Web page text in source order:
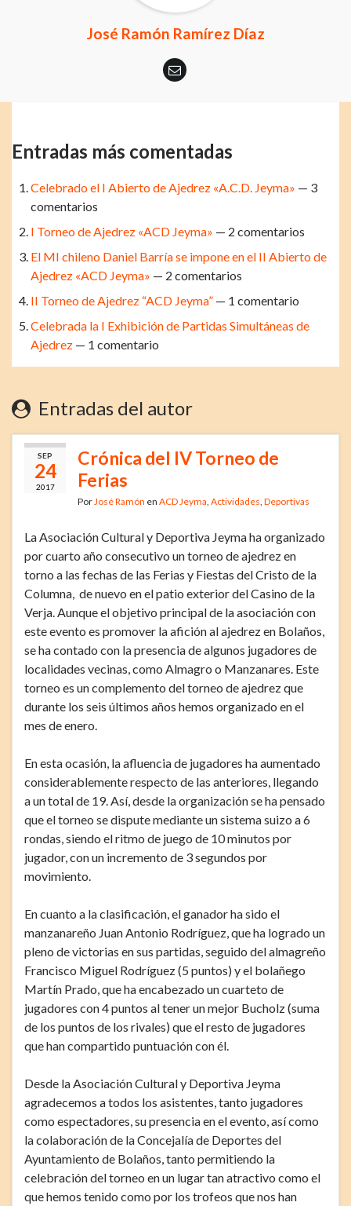
José Ramón Ramírez Díaz
Entradas más comentadas
Celebrado el I Abierto de Ajedrez «A.C.D. Jeyma» — 3
comentarios
I Torneo de Ajedrez «ACD Jeyma» — 2 comentarios
El MI chileno Daniel Barría se impone en el II Abierto de
Ajedrez «ACD Jeyma» — 2 comentarios
II Torneo de Ajedrez “ACD Jeyma” — 1 comentario
Celebrada la I Exhibición de Partidas Simultáneas de
Ajedrez — 1 comentario
Entradas del autor
SEP
24
2017
Crónica del IV Torneo de
Ferias
Por José Ramón en ACD Jeyma Actividades Deportivas
La Asociación Cultural y Deportiva Jeyma ha organizado
por cuarto año consecutivo un torneo de ajedrez en
torno a las fechas de las Ferias y Fiestas del Cristo de la
Columna, de nuevo en el patio exterior del Casino de la
Verja. Aunque el objetivo principal de la asociación con
este evento es promover la afición al ajedrez en Bolaños,
se ha contado con la presencia de algunos jugadores de
localidades vecinas, como Almagro o Manzanares. Este
torneo es un complemento del torneo de ajedrez que
durante los seis últimos años hemos organizado en el
mes de enero.
En esta ocasión, la afluencia de jugadores ha aumentado
considerablemente respecto de las anteriores, llegando
a un total de 19. Así, desde la organización se ha pensado
que el torneo se dispute mediante un sistema suizo a 6
rondas, siendo el ritmo de juego de 10 minutos por
jugador, con un incremento de 3 segundos por
movimiento.
En cuanto a la clasificación, el ganador ha sido el
manzanareño Juan Antonio Rodríguez, que ha logrado un
pleno de victorias en sus partidas, seguido del almagreño
Francisco Miguel Rodríguez (5 puntos) y el bolañego
Martín Prado, que ha encabezado un cuarteto de
jugadores con 4 puntos al tener un mejor Bucholz (suma
de los puntos de los rivales) que el resto de jugadores
que han compartido puntuación con él.
Desde la Asociación Cultural y Deportiva Jeyma
agradecemos a todos los asistentes, tanto jugadores
como espectadores, su presencia en el evento, así como
la colaboración de la Concejalía de Deportes del
Ayuntamiento de Bolaños, tanto permitiendo la
celebración del torneo en un lugar tan atractivo como el
que hemos tenido como por los trofeos que nos han